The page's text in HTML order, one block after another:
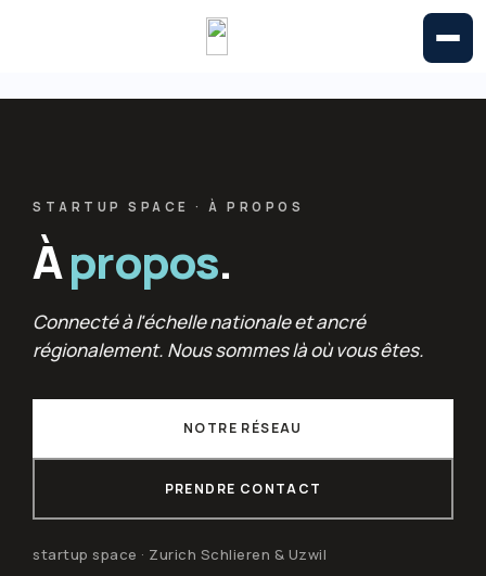
STARTUP SPACE · À PROPOS
Àpropos.
Connecté à l'échelle nationale et ancré
régionalement. Nous sommes là où vous êtes.
NOTRE RÉSEAU
PRENDRE CONTACT
startup space · Zurich Schlieren & Uzwil